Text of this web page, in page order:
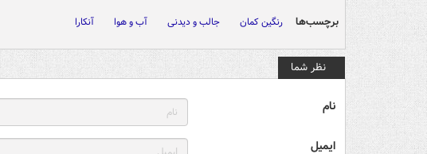
برچسب‌ها رنگین کمان جالب و دیدنی آب و هوا آنکارا
نظر شما
نام
ایمیل